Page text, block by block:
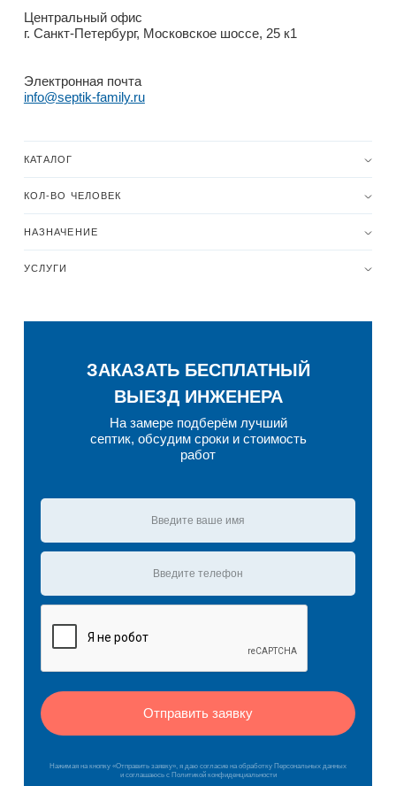
Центральный офис
г. Санкт-Петербург, Московское шоссе, 25 к1
Электронная почта
info@septik-family.ru
КАТАЛОГ
КОЛ-ВО ЧЕЛОВЕК
НАЗНАЧЕНИЕ
УСЛУГИ
ЗАКАЗАТЬ БЕСПЛАТНЫЙ
ВЫЕЗД ИНЖЕНЕРА
На замере подберём лучший
септик, обсудим сроки и стоимость
работ
Отправить заявку
Нажимая на кнопку «Отправить заявку», я даю согласие на обработку Персональных данных
и соглашаюсь c Политикой конфиденциальности